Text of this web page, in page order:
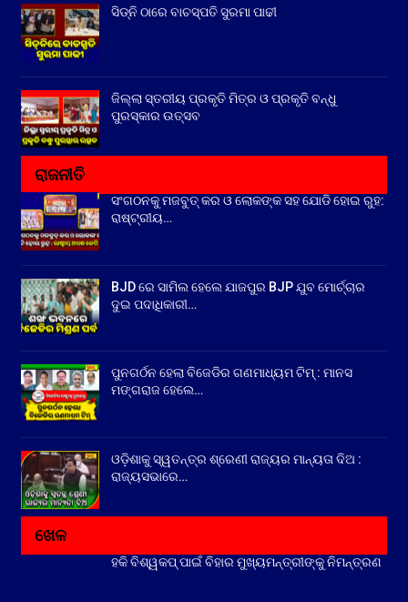
ସିଡ୍‌ନି ଠାରେ ବାଚସ୍ପତି ସୁରମା ପାଢୀ
ଜିଲ୍ଲା ସ୍ତରୀୟ ପ୍ରକୃତି ମିତ୍ର ଓ ପ୍ରକୃତି ବନ୍ଧୁ
ପୁରସ୍କାର ଉତ୍ସବ
ରାଜନୀତି
ସଂଗଠନକୁ ମଜବୁତ୍ କର ଓ ଲୋକଙ୍କ ସହ ଯୋଡି ହୋଇ ରୁହ:
ରାଷ୍ଟ୍ରୀୟ…
BJD ରେ ସାମିଲ ହେଲେ ଯାଜପୁର BJP ଯୁବ ମୋର୍ଚ୍ଚାର
ଦୁଇ ପଦାଧିକାରୀ…
ପୁନଗର୍ଠନ ହେଲା ବିଜେଡିର ଗଣମାଧ୍ୟମ ଟିମ୍ : ମାନସ
ମଙ୍ଗରାଜ ହେଲେ…
ଓଡ଼ିଶାକୁ ସ୍ୱତନ୍ତ୍ର ଶ୍ରେଣୀ ରାଜ୍ୟର ମାନ୍ୟତା ଦିଅ :
ରାଜ୍ୟସଭାରେ…
ଖେଳ
ହକି ବିଶ୍ୱକପ୍ ପାଇଁ ବିହାର ମୁଖ୍ୟମନ୍ତ୍ରୀଙ୍କୁ ନିମନ୍ତ୍ରଣ